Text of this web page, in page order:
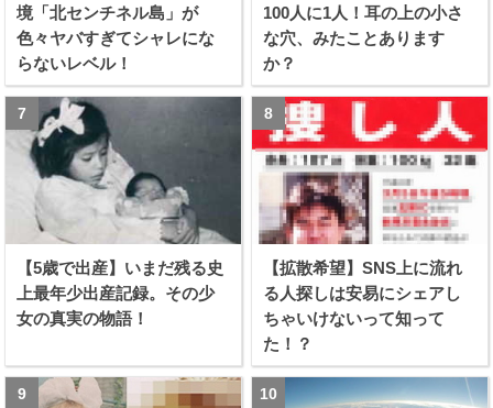
境「北センチネル島」が
色々ヤバすぎてシャレにな
らないレベル！
100人に1人！耳の上の小さ
な穴、みたことあります
か？
【5歳で出産】いまだ残る史
上最年少出産記録。その少
女の真実の物語！
【拡散希望】SNS上に流れ
る人探しは安易にシェアし
ちゃいけないって知って
た！？